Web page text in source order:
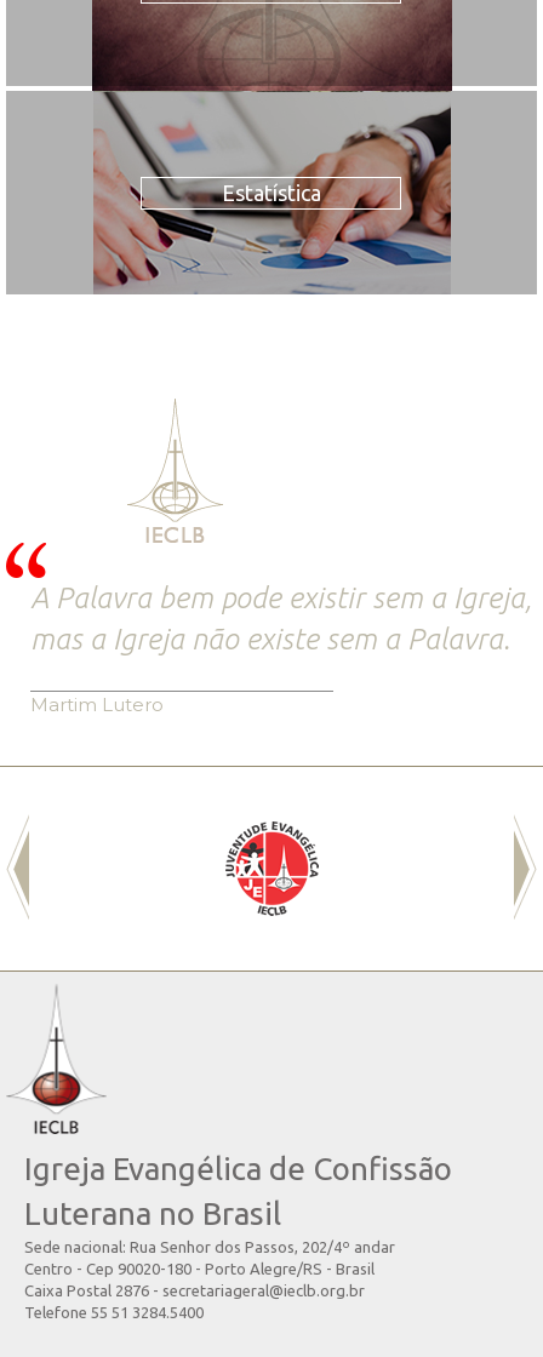
Estatística
A Palavra bem pode existir sem a Igreja,
mas a Igreja não existe sem a Palavra.
Martim Lutero
Igreja Evangélica de Confissão
Luterana no Brasil
Sede nacional: Rua Senhor dos Passos, 202/4º andar
Centro - Cep 90020-180 - Porto Alegre/RS - Brasil
Caixa Postal 2876 - secretariageral@ieclb.org.br
Telefone 55 51 3284.5400